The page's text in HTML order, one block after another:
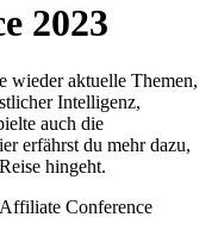
2023
wieder aktuelle Themen,
Intelligenz,
auch die
erfährst du mehr dazu,
hingeht.